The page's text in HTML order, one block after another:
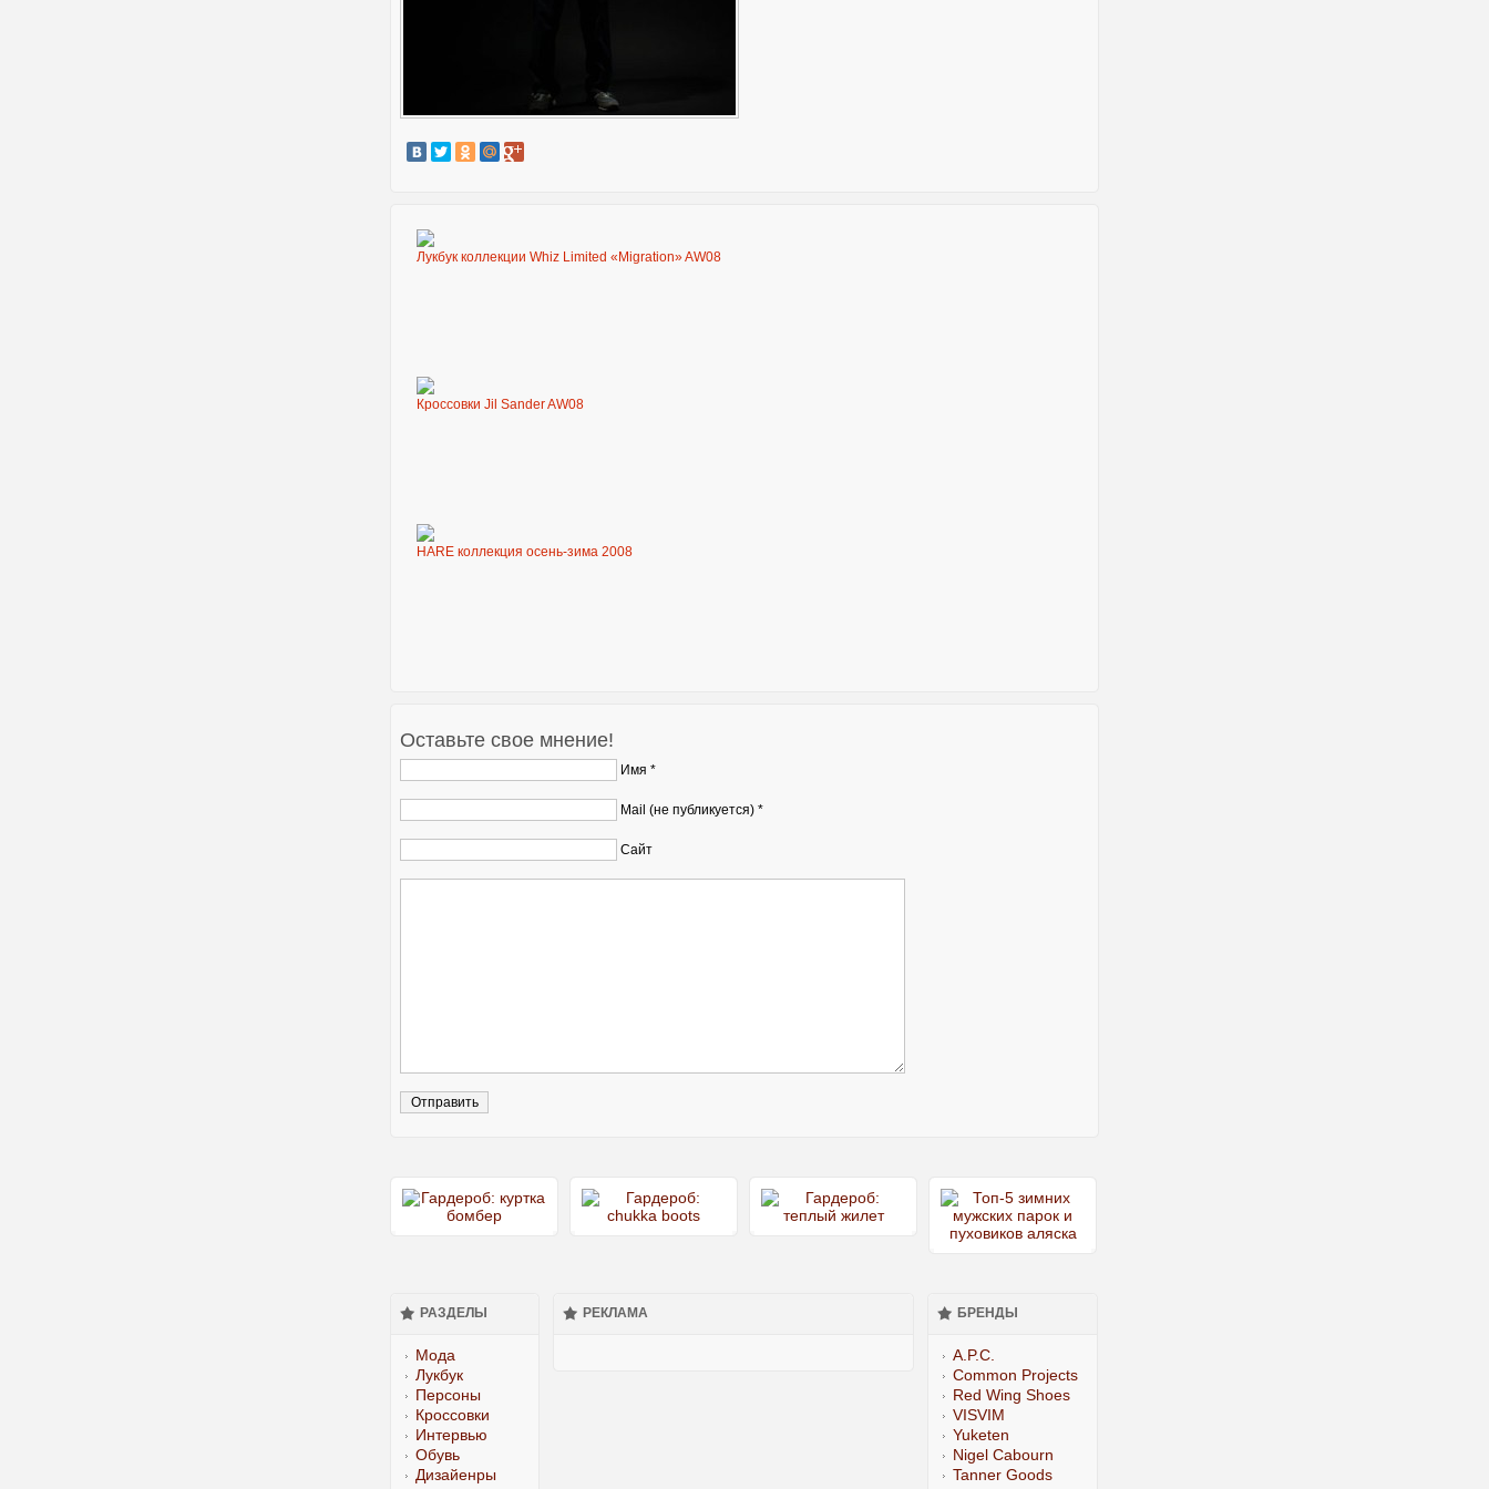
Лукбук коллекции Whiz Limited «Migration» AW08
Кроссовки Jil Sander AW08
HARE коллекция осень-зима 2008
Оставьте свое мнение!
Имя *
Mail (не публикуется) *
Сайт
РАЗДЕЛЫ
Мода
Лукбук
Персоны
Кроссовки
Интервью
Обувь
Дизайенры
РЕКЛАМА БРЕНДЫ
A.P.C.
Common Projects
Red Wing Shoes
VISVIM
Yuketen
Nigel Cabourn
Tanner Goods